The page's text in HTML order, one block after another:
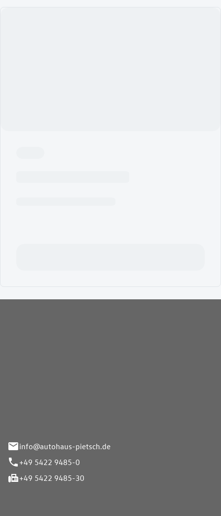
info@autohaus-pietsch.de
+49 5422 9485-0
+49 5422 9485-30